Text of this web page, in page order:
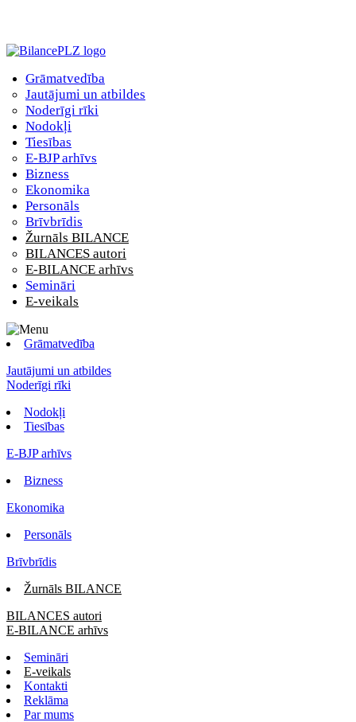
Grāmatvedība
Jautājumi un atbildes
Noderīgi rīki
Nodokļi
Tiesības
E-BJP arhīvs
Bizness
Ekonomika
Personāls
Brīvbrīdis
Žurnāls BILANCE
BILANCES autori
E-BILANCE arhīvs
Semināri
E-veikals
Grāmatvedība
Jautājumi un atbildes
Noderīgi rīki
Nodokļi
Tiesības
E-BJP arhīvs
Bizness
Ekonomika
Personāls
Brīvbrīdis
Žurnāls BILANCE
BILANCES autori
E-BILANCE arhīvs
Semināri
E-veikals
Kontakti
Reklāma
Par mums